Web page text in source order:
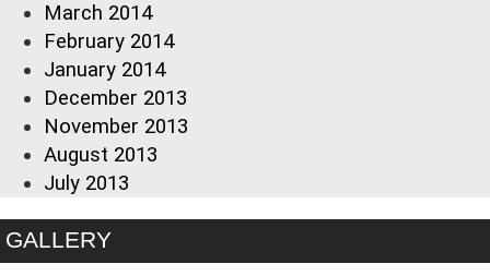
March 2014
February 2014
January 2014
December 2013
November 2013
August 2013
July 2013
GALLERY